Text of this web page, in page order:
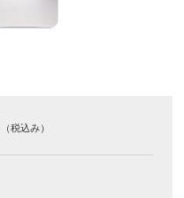
（税込み）